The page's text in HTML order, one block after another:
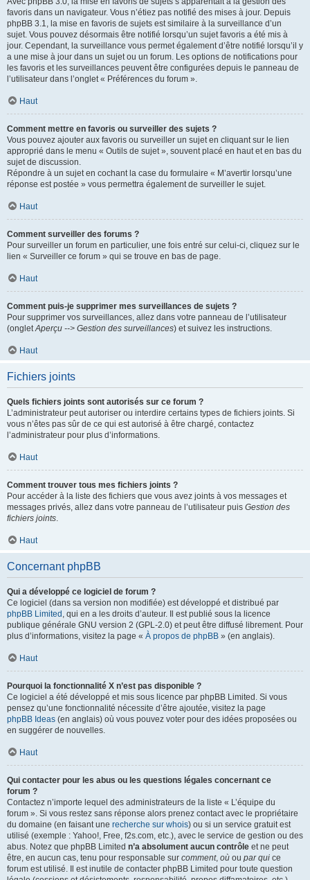
favoris dans un navigateur. Vous n’étiez pas notifié des mises à jour. Depuis
phpBB 3.1, la mise en favoris de sujets est similaire à la surveillance d’un
sujet. Vous pouvez désormais être notifié lorsqu’un sujet favoris a été mis à
jour. Cependant, la surveillance vous permet également d’être notifié lorsqu’il y
a une mise à jour dans un sujet ou un forum. Les options de notifications pour
les favoris et les surveillances peuvent être configurées depuis le panneau de
l’utilisateur dans l’onglet « Préférences du forum ».
Haut
Comment mettre en favoris ou surveiller des sujets ?
Vous pouvez ajouter aux favoris ou surveiller un sujet en cliquant sur le lien
approprié dans le menu « Outils de sujet », souvent placé en haut et en bas du
sujet de discussion.
Répondre à un sujet en cochant la case du formulaire « M’avertir lorsqu’une
réponse est postée » vous permettra également de surveiller le sujet.
Haut
Comment surveiller des forums ?
Pour surveiller un forum en particulier, une fois entré sur celui-ci, cliquez sur le
lien « Surveiller ce forum » qui se trouve en bas de page.
Haut
Comment puis-je supprimer mes surveillances de sujets ?
Pour supprimer vos surveillances, allez dans votre panneau de l’utilisateur
(ongletAperçu --> Gestion des surveillances) et suivez les instructions.
Haut
Fichiers joints
Quels fichiers joints sont autorisés sur ce forum ?
L’administrateur peut autoriser ou interdire certains types de fichiers joints. Si
vous n’êtes pas sûr de ce qui est autorisé à être chargé, contactez
l’administrateur pour plus d’informations.
Haut
Comment trouver tous mes fichiers joints ?
Pour accéder à la liste des fichiers que vous avez joints à vos messages et
messages privés, allez dans votre panneau de l’utilisateur puis Gestion des
fichiers joints.
Haut
Concernant phpBB
Qui a développé ce logiciel de forum ?
Ce logiciel (dans sa version non modifiée) est développé et distribué par
phpBB Limited , qui en a les droits d’auteur. Il est publié sous la licence
publique générale GNU version 2 (GPL-2.0) et peut être diffusé librement. Pour
plus d’informations, visitez la page « À propos de phpBB » (en anglais).
Haut
Pourquoi la fonctionnalité X n’est pas disponible ?
Ce logiciel a été développé et mis sous licence par phpBB Limited. Si vous
pensez qu’une fonctionnalité nécessite d’être ajoutée, visitez la page
phpBB Ideas (en anglais) où vous pouvez voter pour des idées proposées ou
en suggérer de nouvelles.
Haut
Qui contacter pour les abus ou les questions légales concernant ce
forum ?
Contactez n’importe lequel des administrateurs de la liste « L’équipe du
forum ». Si vous restez sans réponse alors prenez contact avec le propriétaire
du domaine (en faisant une recherche sur whois) ou si un service gratuit est
utilisé (exemple : Yahoo!, Free, f2s.com, etc.), avec le service de gestion ou des
abus. Notez que phpBB Limited n’a absolument aucun contrôle et ne peut
être, en aucun cas, tenu pour responsable sur comment, où ou par qui ce
forum est utilisé. Il est inutile de contacter phpBB Limited pour toute question